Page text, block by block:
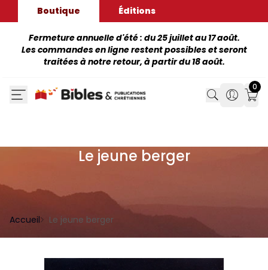
Boutique Éditions
Fermeture annuelle d'été : du 25 juillet au 17 août.
Les commandes en ligne restent possibles et seront
traitées à notre retour, à partir du 18 août.
Search
Search
0
Le jeune berger
Accueil Le jeune berger